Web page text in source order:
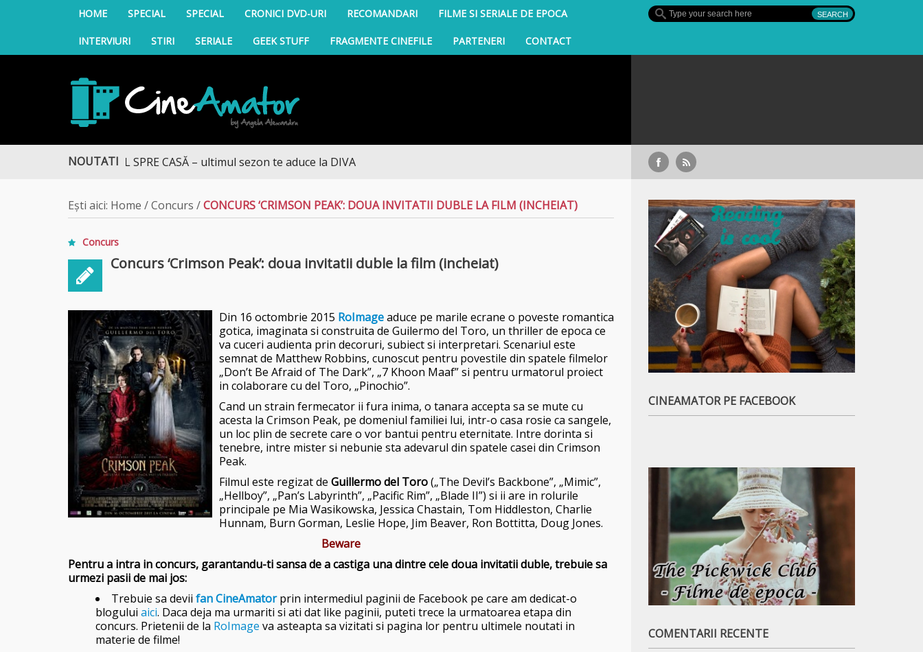
HOME SPECIAL SPECIAL CRONICI DVD-URI RECOMANDARI FILME SI SERIALE DE EPOCA
INTERVIURI STIRI SERIALE GEEK STUFF FRAGMENTE CINEFILE PARTENERI CONTACT
CineAmator
NOUTATI
DRUMUL SPRE CASĂ – ultimul sezon te aduce la DIVA Sullivan’s Crossing – finalul sezonului 4, pe Diva
Ești aici: Home /Concurs /CONCURS ‘CRIMSON PEAK’: DOUA INVITATII DUBLE LA FILM (INCHEIAT)
Concurs
Concurs ‘Crimson Peak’: doua invitatii duble la film (incheiat)
Din 16 octombrie 2015 RoImageaduce pe marile ecrane o poveste romantica
gotica, imaginata si construita de Guilermo del Toro, un thriller de epoca ce
va cuceri audienta prin decoruri, subiect si interpretari. Scenariul este
semnat de Matthew Robbins, cunoscut pentru povestile din spatele filmelor
„Don’t Be Afraid of The Dark”, „7 Khoon Maaf” si pentru urmatorul proiect
in colaborare cu del Toro, „Pinochio”.
Cand un strain fermecator ii fura inima, o tanara accepta sa se mute cu
acesta la Crimson Peak, pe domeniul familiei lui, intr-o casa rosie ca sangele,
un loc plin de secrete care o vor bantui pentru eternitate. Intre dorinta si
tenebre, intre mister si nebunie sta adevarul din spatele casei din Crimson
Peak.
Filmul este regizat de Guillermo del Toro(„The Devil’s Backbone”, „Mimic”,
„Hellboy”, „Pan’s Labyrinth”, „Pacific Rim”, „Blade II”) si ii are in rolurile
principale pe Mia Wasikowska, Jessica Chastain, Tom Hiddleston, Charlie
Hunnam, Burn Gorman, Leslie Hope, Jim Beaver, Ron Bottitta, Doug Jones.
Beware
Pentru a intra in concurs, garantandu-ti sansa de a castiga una dintre cele doua invitatii duble, trebuie sa
urmezi pasii de mai jos:
Trebuie sa devii fan CineAmator prin intermediul paginii de Facebook pe care am dedicat-o
blogului aici. Daca deja ma urmariti si ati dat like paginii, puteti trece la urmatoarea etapa din
concurs. Prietenii de la RoImage va asteapta sa vizitati si pagina lor pentru ultimele noutati in
materie de filme!
CINEAMATOR PE FACEBOOK
COMENTARII RECENTE